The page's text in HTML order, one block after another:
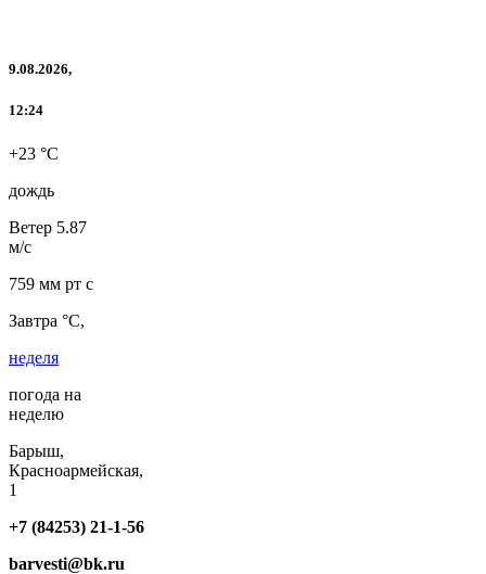
9.08.2026,
12:24
+23 °C
дождь
Ветер 5.87
м/с
759 мм рт с
Завтра °C,
неделя
погода на
неделю
Барыш,
Красноармейская,
1
+7 (84253) 21-1-56
barvesti@bk.ru